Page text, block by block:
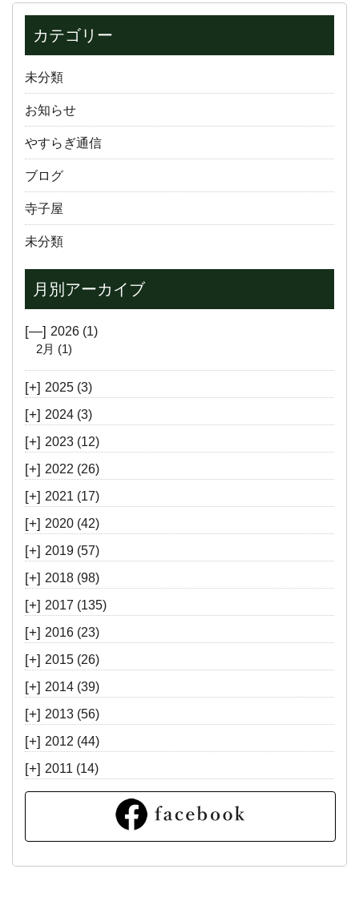
カテゴリー
未分類
お知らせ
やすらぎ通信
ブログ
寺子屋
未分類
月別アーカイブ
[—] 2026 (1)
2月 (1)
[+] 2025 (3)
[+] 2024 (3)
[+] 2023 (12)
[+] 2022 (26)
[+] 2021 (17)
[+] 2020 (42)
[+] 2019 (57)
[+] 2018 (98)
[+] 2017 (135)
[+] 2016 (23)
[+] 2015 (26)
[+] 2014 (39)
[+] 2013 (56)
[+] 2012 (44)
[+] 2011 (14)